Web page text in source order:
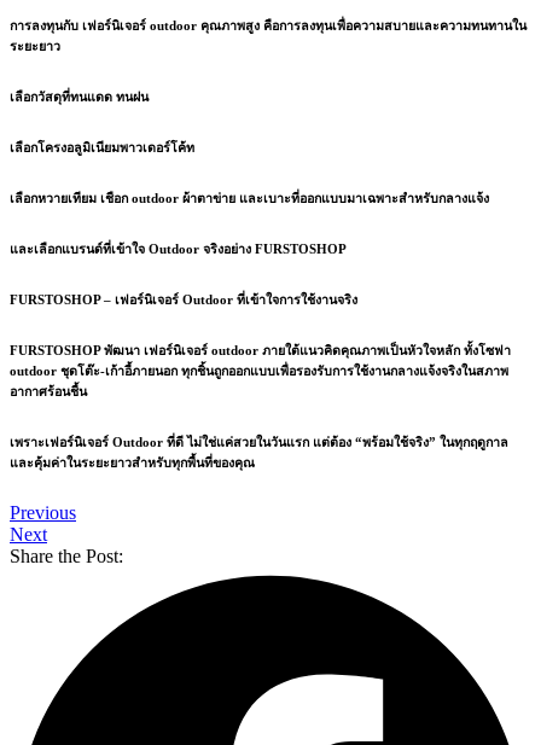
การลงทุนกับ เฟอร์นิเจอร์ outdoor คุณภาพสูง คือการลงทุนเพื่อความสบายและความทนทานใน
ระยะยาว
เลือกวัสดุที่ทนแดด ทนฝน
เลือกโครงอลูมิเนียมพาวเดอร์โค้ท
เลือกหวายเทียม เชือก outdoor ผ้าตาข่าย และเบาะที่ออกแบบมาเฉพาะสำหรับกลางแจ้ง
และเลือกแบรนด์ที่เข้าใจ Outdoor จริงอย่าง FURSTOSHOP
FURSTOSHOP – เฟอร์นิเจอร์ Outdoor ที่เข้าใจการใช้งานจริง
FURSTOSHOP พัฒนา เฟอร์นิเจอร์ outdoor ภายใต้แนวคิดคุณภาพเป็นหัวใจหลัก ทั้งโซฟา
outdoor ชุดโต๊ะ-เก้าอี้ภายนอก ทุกชิ้นถูกออกแบบเพื่อรองรับการใช้งานกลางแจ้งจริงในสภาพ
อากาศร้อนชื้น
เพราะเฟอร์นิเจอร์ Outdoor ที่ดี ไม่ใช่แค่สวยในวันแรก แต่ต้อง “พร้อมใช้จริง” ในทุกฤดูกาล
และคุ้มค่าในระยะยาวสำหรับทุกพื้นที่ของคุณ
Previous
Next
Share the Post: